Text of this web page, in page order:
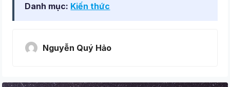
Danh mục: Kiến thức
Nguyễn Quý Hảo